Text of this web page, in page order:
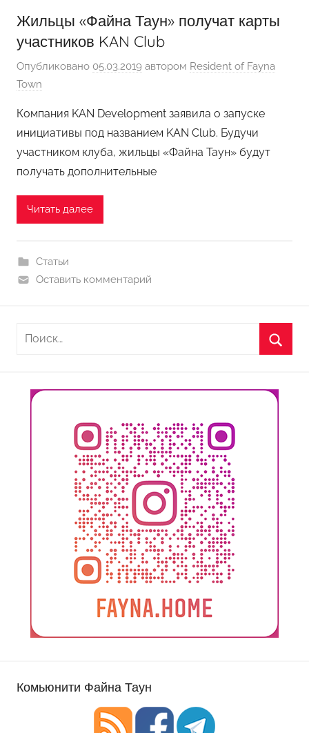
Жильцы «Файна Таун» получат карты
участников KAN Club
Опубликовано 05.03.2019 автором Resident of Fayna
Town
Компания KAN Development заявила о запуске
инициативы под названием KAN Club. Будучи
участником клуба, жильцы «Файна Таун» будут
получать дополнительные
Читать далее
Статьи
Оставить комментарий
Найти:
Комьюнити Файна Таун